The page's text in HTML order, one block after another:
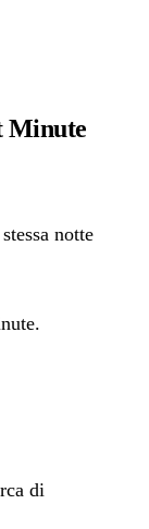
Minute
notte
di